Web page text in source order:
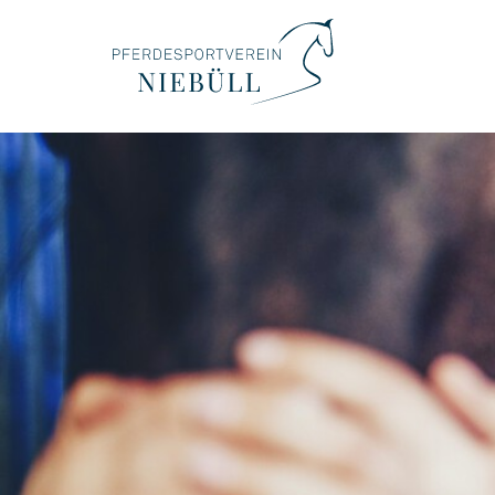
Anlage & Belegung
Reitunterricht
Mitglied werden